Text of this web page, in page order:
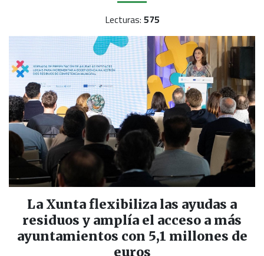
Lecturas: 575
La Xunta flexibiliza las ayudas a
residuos y amplía el acceso a más
ayuntamientos con 5,1 millones de
euros